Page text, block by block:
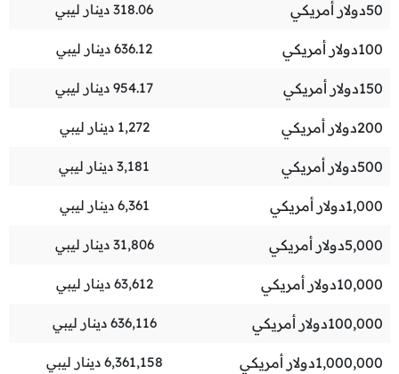
50دولار أمريكي 318.06 دينار ليبي
100دولار أمريكي 636.12 دينار ليبي
150دولار أمريكي 954.17 دينار ليبي
200دولار أمريكي 1,272 دينار ليبي
500دولار أمريكي 3,181 دينار ليبي
1,000دولار أمريكي 6,361 دينار ليبي
5,000دولار أمريكي 31,806 دينار ليبي
10,000دولار أمريكي 63,612 دينار ليبي
100,000دولار أمريكي 636,116 دينار ليبي
1,000,000دولار أمريكي 6,361,158 دينار ليبي